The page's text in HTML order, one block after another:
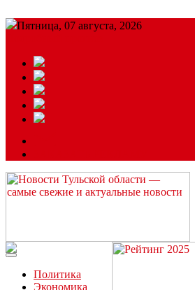
Пятница, 07 августа, 2026
Читайте последние новости дня в
“ЗаНовомосковск”
Политика
Экономика